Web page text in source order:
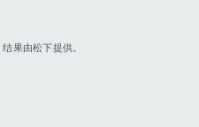
果由松下提供。